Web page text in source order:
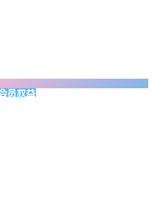
员权益